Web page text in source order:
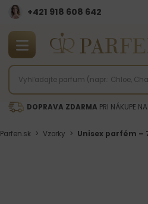
+421 918 608 642‬
DOPRAVA ZDARMA PRI NÁKUPE
Parfen.sk > Vzorky > Unisex parfém –